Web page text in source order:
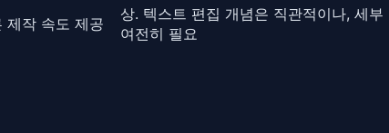
제작 속도 제공
상. 텍스트 편집 개념은 직관적이나, 세부
여전히 필요